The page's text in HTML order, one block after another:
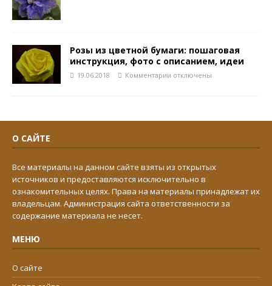
Розы из цветной бумаги: пошаговая
инструкция, фото с описанием, идеи
19.06.2018 Комментарии отключены
О САЙТЕ
Все материалы на данном сайте взяты из открытых
источников и предоставляются исключительно в
ознакомительных целях. Права на материалы принадлежат их
владельцам. Администрация сайта ответственности за
содержание материала не несет.
МЕНЮ
О сайте